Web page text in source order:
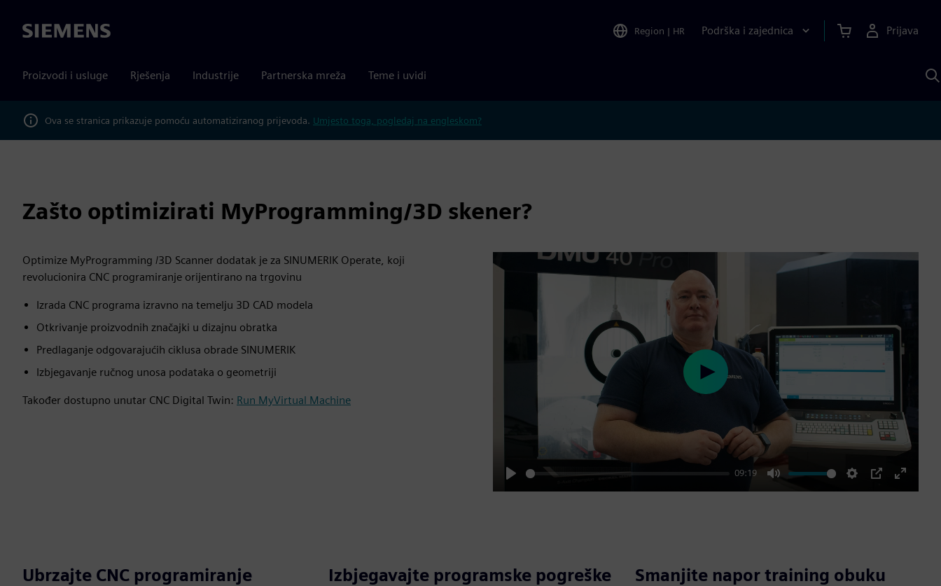
Siemens Region | HR Podrška i zajednica Prijava
Proizvodi i usluge Rješenja Industrije Partnerska mreža Teme i uvidi
Ova se stranica prikazuje pomoću automatiziranog prijevoda. Umjesto toga, pogledaj na engleskom?
Zašto optimizirati MyProgramming/3D skener?
Optimize MyProgramming /3D Scanner dodatak je za SINUMERIK Operate, koji
revolucionira CNC programiranje orijentirano na trgovinu
Izrada CNC programa izravno na temelju 3D CAD modela
Otkrivanje proizvodnih značajki u dizajnu obratka
Predlaganje odgovarajućih ciklusa obrade SINUMERIK
Izbjegavanje ručnog unosa podataka o geometriji
Također dostupno unutar CNC Digital Twin: Run MyVirtual Machine
Play
09:19
Mute Settings
PIP
Enter
Play
Ubrzajte CNC programiranje
Izbjegavajte programske pogreške Smanjite napor training obuku